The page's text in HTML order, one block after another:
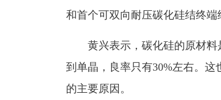
和首个可双向耐压碳化硅结终端
黄兴表示，碳化硅的原材料
到单晶，良率只有30%左右。
的主要原因。